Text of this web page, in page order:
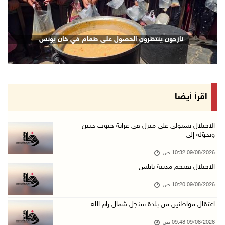
09/آب/2026 09:43 ص
إجلاء آلاف السكان مع اتساع حرائق الغابات غرب ...
09/آب/2026 09:41 ص
جيش الاحتلال يواصل نسف المنازل واستهداف خيام ...
الاحتلال يطلق النار على راعي أغنام في إذنا وي ...
الملتقى الثاني لـ"شعراء من أجل فلسطين" في الأ ...
09/آب/2026 09:13 ص
مستعمرون إرهابيون يحرقون مسكنا بمسافر يطا جنو ...
أسعار العملات مقابل الشيقل
09/آب/2026 08:44 ص
الاحتلال يقتحم عدة قرى في نابلس ويداهم منازل ...
نازحون ينتظرون الحصول على طعام في خان يونس
اقرأ أيضا
الاحتلال يستولي على منزل في عرابة جنوب جنين
ويحوّله إلى
09/08/2026 10:32 ص
الاحتلال يقتحم مدينة نابلس
09/08/2026 10:20 ص
اعتقال مواطنين من بلدة سنجل شمال رام الله
09/08/2026 09:48 ص